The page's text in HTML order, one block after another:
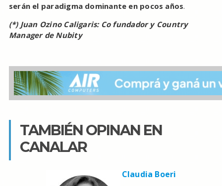
serán el paradigma dominante en pocos años.
(*) Juan Ozino Caligaris: Co fundador y Country
Manager de Nubity
TAMBIÉN OPINAN EN
CANALAR
Claudia Boeri